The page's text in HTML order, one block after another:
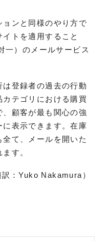
ンと同様のやり方で
トを適用すること
一）のメールサービス
登録者の過去の行動
テゴリにおける購買
顧客が最も関心の強
表示できます。在庫
て、メールを開いた
す。
：Yuko Nakamura）